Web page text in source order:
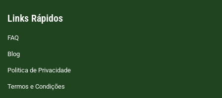
Links Rápidos
FAQ
Blog
Politica de Privacidade
Termos e Condições